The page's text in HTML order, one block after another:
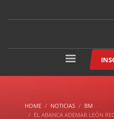
HOME NOTICIAS
BM
EL ABANCA ADEMAR LEÓN